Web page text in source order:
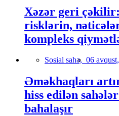
Xəzər geri
risklərin,
kompleks
Sosial sahə, 06
Əməkhaqları
hiss edilən
bahalaşır